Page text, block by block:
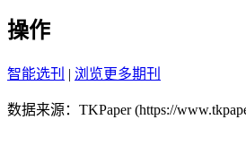
操作
智能选刊 | 浏览更多期刊
数据来源：TKPaper (https://